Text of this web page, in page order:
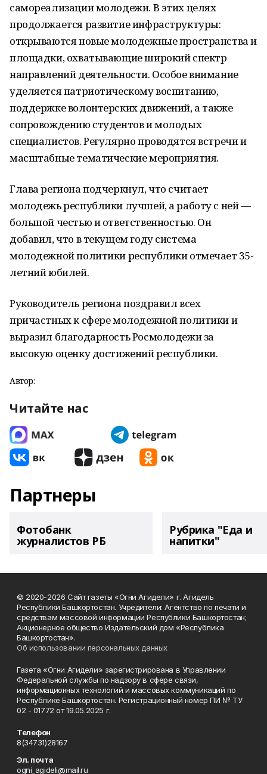
самореализации молодежи. В этих целях
продолжается развитие инфраструктуры:
открываются новые молодежные пространства и
площадки, охватывающие широкий спектр
направлений деятельности. Особое внимание
уделяется патриотическому воспитанию,
поддержке волонтерских движений, а также
сопровождению студентов и молодых
специалистов. Регулярно проводятся встречи и
масштабные тематические мероприятия.
Глава региона подчеркнул, что считает
молодежь республики лучшей, а работу с ней —
большой честью и ответственностью. Он
добавил, что в текущем году система
молодежной политики республики отмечает 35-
летний юбилей.
Руководитель региона поздравил всех
причастных к сфере молодежной политики и
выразил благодарность Росмолодежи за
высокую оценку достижений республики.
Автор:
Читайте нас
Партнеры
Фотобанк
журналистов РБ
Рубрика "Еда и
напитки"
© 2020-2026 Сайт газеты «Огни Агидели» г. Агидель
Республики Башкортостан. Учредители: Агентство по печати и
средствам массовой информации Республики Башкортостан;
Акционерное общество Издательский дом «Республика
Башкортостан».
Об использовании персональных данных
Газета «Огни Агидели» зарегистрирована в Управлении
Федеральной службы по надзору в сфере связи,
информационных технологий и массовых коммуникаций по
Республике Башкортостан. Регистрационный номер ПИ № ТУ
02 - 01772 от 19.05.2025 г.
Телефон
8(34731)28167
Эл. почта
ogni_agideli@mail.ru